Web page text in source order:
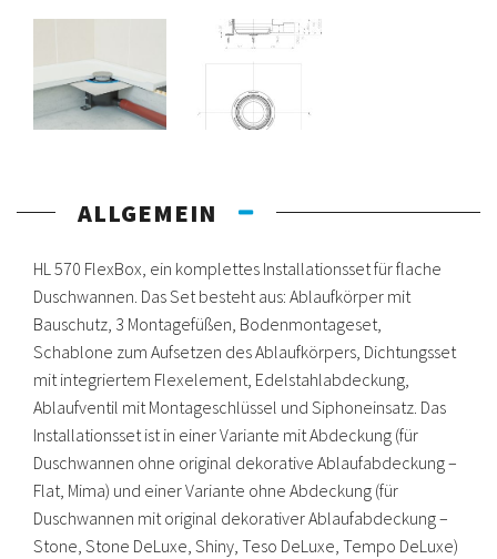
ALLGEMEIN
HL 570 FlexBox, ein komplettes Installationsset für flache
Duschwannen. Das Set besteht aus: Ablaufkörper mit
Bauschutz, 3 Montagefüßen, Bodenmontageset,
Schablone zum Aufsetzen des Ablaufkörpers, Dichtungsset
mit integriertem Flexelement, Edelstahlabdeckung,
Ablaufventil mit Montageschlüssel und Siphoneinsatz. Das
Installationsset ist in einer Variante mit Abdeckung (für
Duschwannen ohne original dekorative Ablaufabdeckung –
Flat, Mima) und einer Variante ohne Abdeckung (für
Duschwannen mit original dekorativer Ablaufabdeckung –
Stone, Stone DeLuxe, Shiny, Teso DeLuxe, Tempo DeLuxe)